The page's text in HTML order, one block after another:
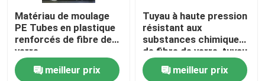
Matériau de moulage
PE Tubes en plastique
renforcés de fibre de
verre
meilleur prix
Tuyau à haute pression
résistant aux
substances chimiques
de fibre de verre, tuyau
composé 459mm de
fibre de verre
meilleur prix